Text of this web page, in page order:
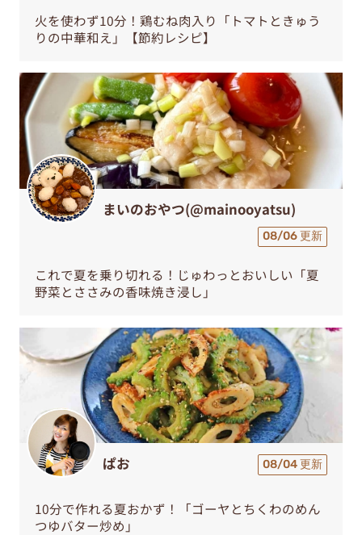
火を使わず10分！鶏むね肉入り「トマトときゅう
りの中華和え」【節約レシピ】
まいのおやつ(@mainooyatsu)
08/06 更新
これで夏を乗り切れる！じゅわっとおいしい「夏
野菜とささみの香味焼き浸し」
ぱお 08/04 更新
10分で作れる夏おかず！「ゴーヤとちくわのめん
つゆバター炒め」